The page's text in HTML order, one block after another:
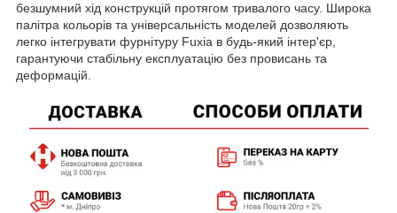
безшумний хід конструкцій протягом тривалого часу. Широка
палітра кольорів та універсальність моделей дозволяють
легко інтегрувати фурнітуру Fuxia в будь-який інтер'єр,
гарантуючи стабільну експлуатацію без провисань та
деформацій.